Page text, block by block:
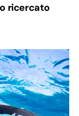
ricercato